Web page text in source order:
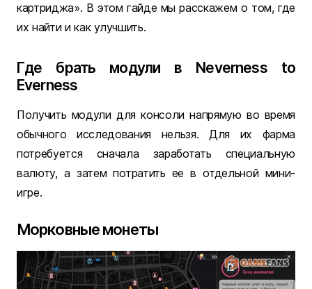
картриджа». В этом гайде мы расскажем о том, где
их найти и как улучшить.
Где брать модули в Neverness to
Everness
Получить модули для консоли напрямую во время
обычного исследования нельзя. Для их фарма
потребуется сначала заработать специальную
валюту, а затем потратить ее в отдельной мини-
игре.
Морковные монеты